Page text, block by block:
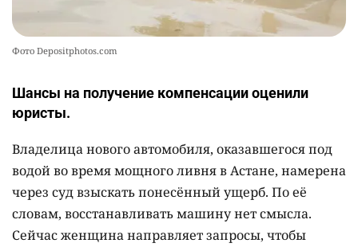
Фото Depositphotos.com
Шансы на получение компенсации оценили
юристы.
Владелица нового автомобиля, оказавшегося под
водой во время мощного ливня в Астане, намерена
через суд взыскать понесённый ущерб. По её
словам, восстанавливать машину нет смысла.
Сейчас женщина направляет запросы, чтобы